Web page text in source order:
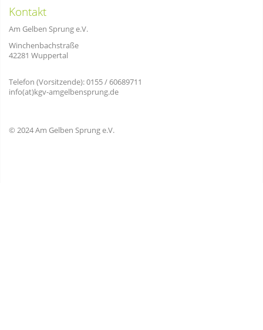
Kontakt
Am Gelben Sprung e.V.
Winchenbachstraße
42281 Wuppertal
Telefon (Vorsitzende): 0155 / 60689711
info(at)kgv-amgelbensprung.de
© 2024 Am Gelben Sprung e.V.